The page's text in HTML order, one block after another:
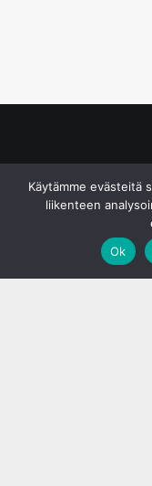
Käytämme evästeitä
liikenteen
Ok